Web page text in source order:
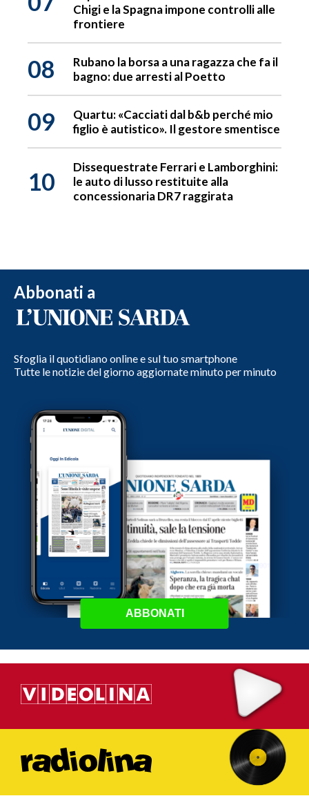
Chigi e la Spagna impone controlli alle
frontiere
08
Rubano la borsa a una ragazza che fa il
bagno: due arresti al Poetto
09
Quartu: «Cacciati dal b&b perché mio
figlio è autistico». Il gestore smentisce
10
Dissequestrate Ferrari e Lamborghini:
le auto di lusso restituite alla
concessionaria DR7 raggirata
Abbonati a
Sfoglia il quotidiano online e sul tuo smartphone
Tutte le notizie del giorno aggiornate minuto per minuto
ABBONATI